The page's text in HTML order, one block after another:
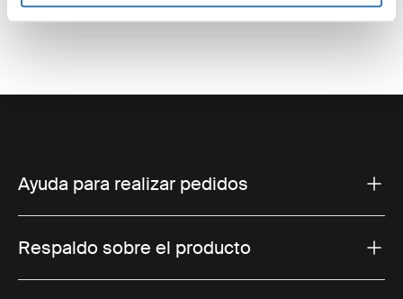
Ayuda para realizar pedidos
Respaldo sobre el producto